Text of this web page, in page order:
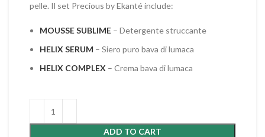
pelle. Il set Precious by Ekanté include:
MOUSSE SUBLIME – Detergente struccante
HELIX SERUM – Siero puro bava di lumaca
HELIX COMPLEX – Crema bava di lumaca
ADD TO CART